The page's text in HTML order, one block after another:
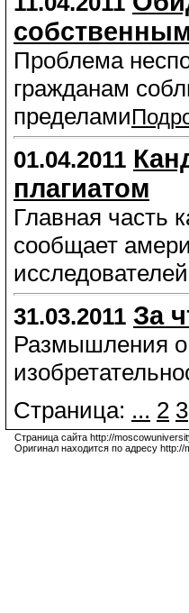
Проблема
гражданам
пределами
01.04.2011
плагиатом
Главная часть
сообщает
31.03.2011 За
Размышления о
Страница: ... 2 3
Страница сайта http://
Оригинал находится по адресу